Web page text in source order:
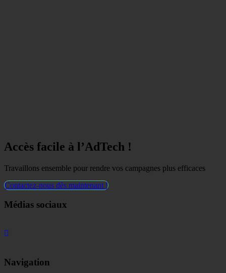
Accès facile à l’AdTech !
Travaillons ensemble pour rendre vos campagnes plus efficaces
Contactez-nous dès maintenant !
Médias sociaux
Navigation